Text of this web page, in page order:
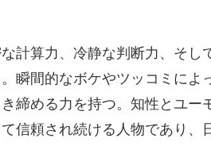
計算力、冷静な判断力、そし
瞬間的なボケやツッコミによ
締める力を持つ。知性とユー
信頼され続ける人物であり、